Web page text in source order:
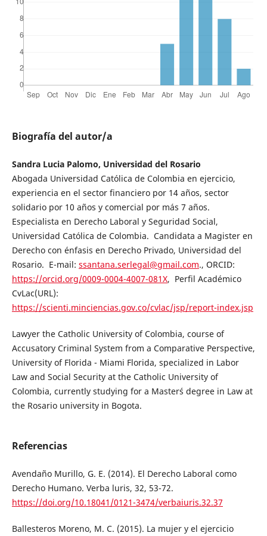
Biografía del autor/a
Sandra Lucia Palomo, Universidad del Rosario
Abogada Universidad Católica de Colombia en ejercicio,
experiencia en el sector financiero por 14 años, sector
solidario por 10 años y comercial por más 7 años.
Especialista en Derecho Laboral y Seguridad Social,
Universidad Católica de Colombia. Candidata a Magister en
Derecho con énfasis en Derecho Privado, Universidad del
Rosario. E-mail: ssantana.serlegal@gmail.com., ORCID:
https://orcid.org/0009-0004-4007-081X, Perfil Académico
CvLac(URL):
https://scienti.minciencias.gov.co/cvlac/jsp/report-index.jsp
Lawyer the Catholic University of Colombia, course of
Accusatory Criminal System from a Comparative Perspective,
University of Florida - Miami Florida, specialized in Labor
Law and Social Security at the Catholic University of
Colombia, currently studying for a Master´s degree in Law at
the Rosario university in Bogota.
Referencias
Avendaño Murillo, G. E. (2014). El Derecho Laboral como
Derecho Humano. Verba luris, 32, 53-72.
https://doi.org/10.18041/0121-3474/verbaiuris.32.37
Ballesteros Moreno, M. C. (2015). La mujer y el ejercicio